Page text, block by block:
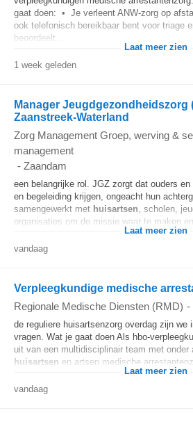
gaat doen: • Je verleent ANW-zorg op
ook telefonisch bereikbaar bent voor triage
beoordeelt...
Laat meer zien
1 week geleden
Manager Jeugdgezondheidszorg
Zaanstreek-Waterland
Zorg Management Groep, werving &
management
- Zaandam
een belangrijke rol. JGZ zorgt dat ouders
en begeleiding krijgen, ongeacht hun
samengewerkt met huisartsen, scholen,
organisaties om de missie waar te maken
Laat meer zien
vandaag
Verpleegkundige medische
Regionale Medische Diensten (RMD) -
de reguliere huisartsenzorg overdag zijn we
vragen. Wat je gaat doen Als hbo-
uit van een multidisciplinair team met onder
huisartsen en artsen medische
Laat meer zien
vandaag